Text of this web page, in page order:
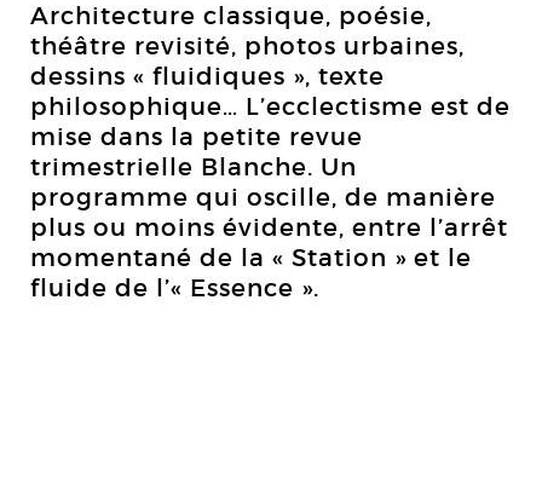
Architecture classique, poésie,
théâtre revisité, photos urbaines,
dessins « fluidiques », texte
philosophique… L’ecclectisme est de
mise dans la petite revue
trimestrielle Blanche. Un
programme qui oscille, de manière
plus ou moins évidente, entre l’arrêt
momentané de la « Station » et le
fluide de l’« Essence ».